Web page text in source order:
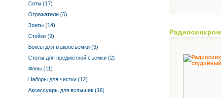
Соты (17)
Отражатели (6)
Зонты (14)
Стойки (9)
Боксы для макросъемки (3)
Столы для предметной съемки (2)
Фоны (11)
Наборы для чистки (12)
Аксессуары для вспышек (16)